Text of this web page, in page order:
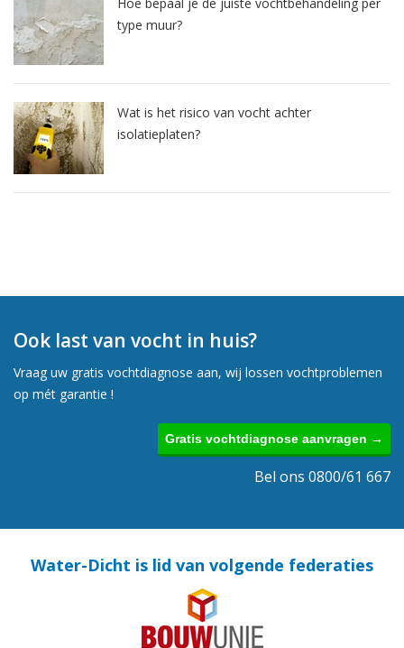
type muur?
Wat is het risico van vocht achter
isolatieplaten?
Ook last van vocht in huis?
Vraag uw gratis vochtdiagnose aan, wij lossen vochtproblemen
op mét garantie !
Gratis vochtdiagnose aanvragen →
Bel ons 0800/61 667
Water-Dicht is lid van volgende federaties